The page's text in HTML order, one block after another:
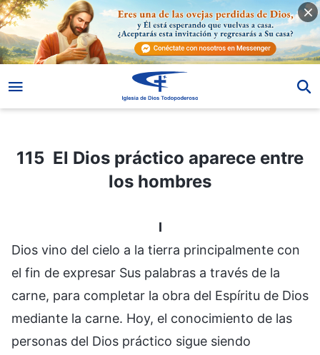
115 El Dios práctico aparece entre los hombres
115 El Dios práctico aparece entre
los hombres
I
Dios vino del cielo a la tierra principalmente con
el fin de expresar Sus palabras a través de la
carne, para completar la obra del Espíritu de Dios
mediante la carne. Hoy, el conocimiento de las
personas del Dios práctico sigue siendo